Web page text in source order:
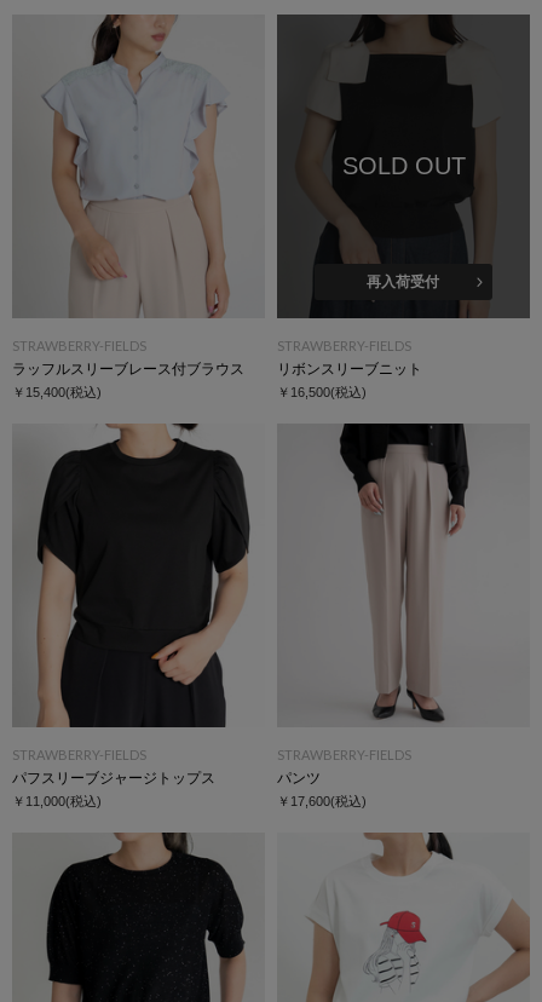
STRAWBERRY-FIELDS
ラッフルスリーブレース付ブラウス
￥15,400(税込)
SOLD OUT
再入荷受付
STRAWBERRY-FIELDS
リボンスリーブニット
￥16,500(税込)
STRAWBERRY-FIELDS
パフスリーブジャージトップス
￥11,000(税込)
STRAWBERRY-FIELDS
パンツ
￥17,600(税込)